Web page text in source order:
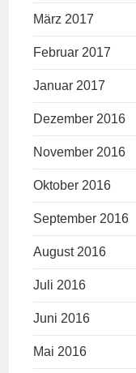
März 2017
Februar 2017
Januar 2017
Dezember 2016
November 2016
Oktober 2016
September 2016
August 2016
Juli 2016
Juni 2016
Mai 2016